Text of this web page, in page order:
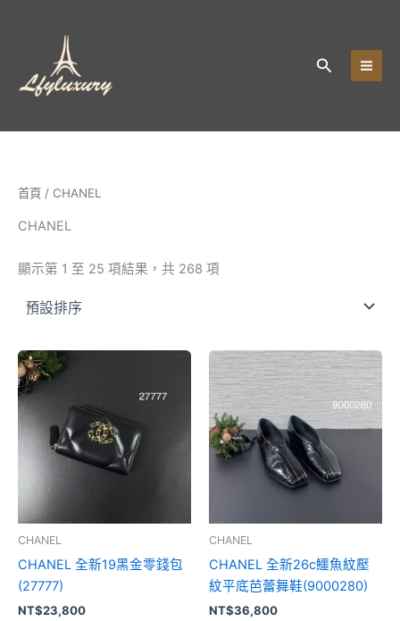
搜
首頁 / CHANEL
CHANEL
顯示第 1 至 25 項結果，共 268 項
CHANEL
CHANEL 全新19黑金零錢包
(27777)
NT$23,800
CHANEL
CHANEL 全新26c鱷魚紋壓
紋平底芭蕾舞鞋(9000280)
NT$36,800